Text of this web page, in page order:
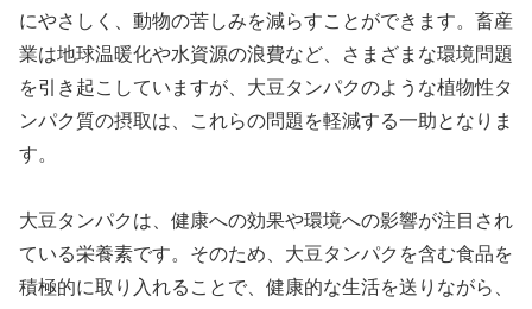
にやさしく、動物の苦しみを減らすことができます。畜産
業は地球温暖化や水資源の浪費など、さまざまな環境問題
を引き起こしていますが、大豆タンパクのような植物性タ
ンパク質の摂取は、これらの問題を軽減する一助となりま
す。
大豆タンパクは、健康への効果や環境への影響が注目され
ている栄養素です。そのため、大豆タンパクを含む食品を
積極的に取り入れることで、健康的な生活を送りながら、